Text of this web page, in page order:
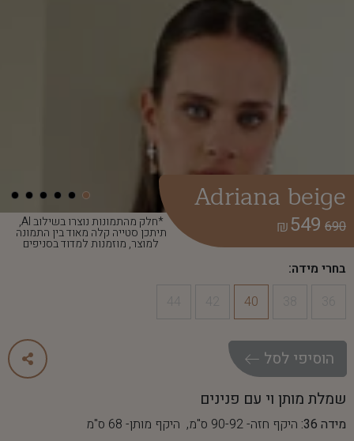
*חלק מהתמונות נוצרו בשילוב AI,
תיתכן סטייה קלה מאוד בין התמונה
למוצר, מוזמנות למדוד בסניפים
Adriana beige
690
549
₪
בחרי מידה:
40
הוסיפי לסל
שמלת מותן וי עם פנינים
מידה 36:
היקף חזה- 90-92 ס"מ, היקף מותן- 68 ס"מ